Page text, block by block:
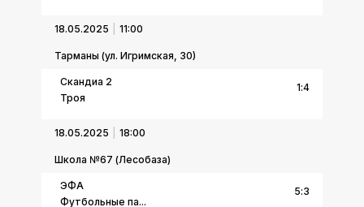
18.05.2025 11:00
Тарманы (ул. Игримская, 30)
Скандиа 2
Троя
1:4
18.05.2025 18:00
Школа №67 (Лесобаза)
ЭФА
Футбольные па...
5:3